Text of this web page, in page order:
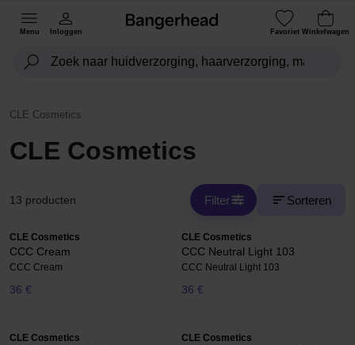
Menu Inloggen Favoriet Winkelwagen
CLE Cosmetics
CLE Cosmetics
13 producten Filter Sorteren
CLE Cosmetics
CCC Cream
CCC Cream
36 €
CLE Cosmetics
CCC Neutral Light 103
CCC Neutral Light 103
36 €
CLE Cosmetics CLE Cosmetics